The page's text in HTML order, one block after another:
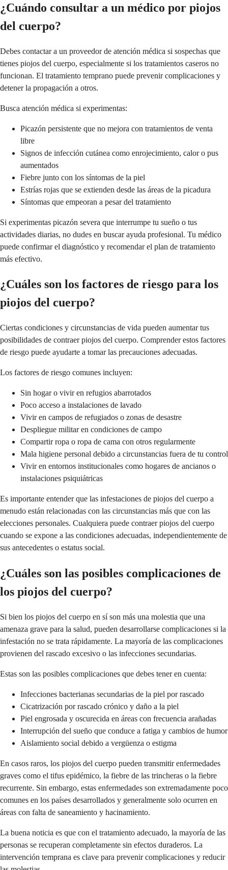
¿Cuándo consultar a un médico por piojos
del cuerpo?
Debes contactar a un proveedor de atención médica si sospechas que
tienes piojos del cuerpo, especialmente si los tratamientos caseros no
funcionan. El tratamiento temprano puede prevenir complicaciones y
detener la propagación a otros.
Busca atención médica si experimentas:
Picazón persistente que no mejora con tratamientos de venta
libre
Signos de infección cutánea como enrojecimiento, calor o pus
aumentados
Fiebre junto con los síntomas de la piel
Estrías rojas que se extienden desde las áreas de la picadura
Síntomas que empeoran a pesar del tratamiento
Si experimentas picazón severa que interrumpe tu sueño o tus
actividades diarias, no dudes en buscar ayuda profesional. Tu médico
puede confirmar el diagnóstico y recomendar el plan de tratamiento
más efectivo.
¿Cuáles son los factores de riesgo para los
piojos del cuerpo?
Ciertas condiciones y circunstancias de vida pueden aumentar tus
posibilidades de contraer piojos del cuerpo. Comprender estos factores
de riesgo puede ayudarte a tomar las precauciones adecuadas.
Los factores de riesgo comunes incluyen:
Sin hogar o vivir en refugios abarrotados
Poco acceso a instalaciones de lavado
Vivir en campos de refugiados o zonas de desastre
Despliegue militar en condiciones de campo
Compartir ropa o ropa de cama con otros regularmente
Mala higiene personal debido a circunstancias fuera de tu control
Vivir en entornos institucionales como hogares de ancianos o
instalaciones psiquiátricas
Es importante entender que las infestaciones de piojos del cuerpo a
menudo están relacionadas con las circunstancias más que con las
elecciones personales. Cualquiera puede contraer piojos del cuerpo
cuando se expone a las condiciones adecuadas, independientemente de
sus antecedentes o estatus social.
¿Cuáles son las posibles complicaciones de
los piojos del cuerpo?
Si bien los piojos del cuerpo en sí son más una molestia que una
amenaza grave para la salud, pueden desarrollarse complicaciones si la
infestación no se trata rápidamente. La mayoría de las complicaciones
provienen del rascado excesivo o las infecciones secundarias.
Estas son las posibles complicaciones que debes tener en cuenta:
Infecciones bacterianas secundarias de la piel por rascado
Cicatrización por rascado crónico y daño a la piel
Piel engrosada y oscurecida en áreas con frecuencia arañadas
Interrupción del sueño que conduce a fatiga y cambios de humor
Aislamiento social debido a vergüenza o estigma
En casos raros, los piojos del cuerpo pueden transmitir enfermedades
graves como el tifus epidémico, la fiebre de las trincheras o la fiebre
recurrente. Sin embargo, estas enfermedades son extremadamente poco
comunes en los países desarrollados y generalmente solo ocurren en
áreas con falta de saneamiento y hacinamiento.
La buena noticia es que con el tratamiento adecuado, la mayoría de las
personas se recuperan completamente sin efectos duraderos. La
intervención temprana es clave para prevenir complicaciones y reducir